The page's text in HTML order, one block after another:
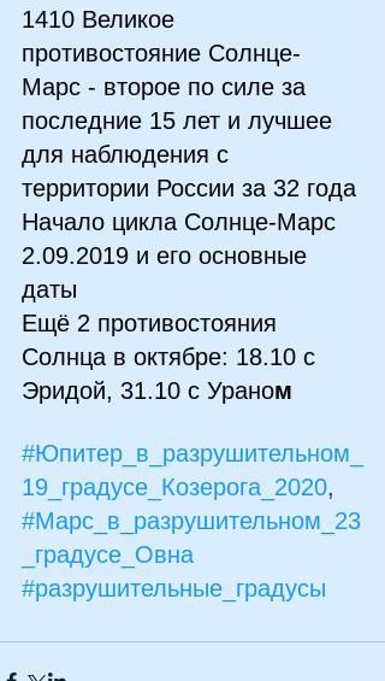
1410 Великое
противостояние Солнце-
Марс - второе по силе за
последние 15 лет и лучшее
для наблюдения с
территории России за 32 года
Начало цикла Солнце-Марс
2.09.2019 и его основные
даты
Ещё 2 противостояния
Солнца в октябре: 18.10 с
Эридой, 31.10 с Ураном
#Юпитер_в_разрушительном_
19_градусе_Козерога_2020,
#Марс_в_разрушительном_23
_градусе_Овна
#разрушительные_градусы